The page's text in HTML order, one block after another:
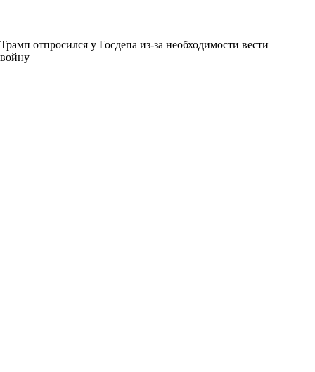
Трамп отпросился у Госдепа из-за необходимости вести
войну